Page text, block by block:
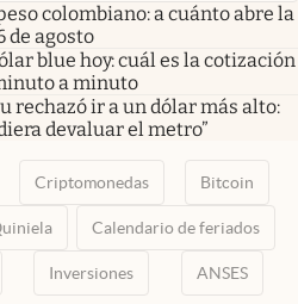
colombiano: a cuánto abre la
de agosto
blue hoy: cuál es la cotización
a minuto
rechazó ir a un dólar más alto:
devaluar el metro”
Criptomonedas Bitcoin
Calendario de feriados
Inversiones ANSES